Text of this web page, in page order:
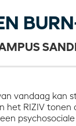
vandaag kan
het RIZIV